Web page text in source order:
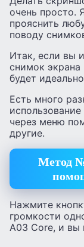
очень просто.
прояснить
поводу
Итак, если вы
снимок экрана
будет
Есть много
через меню
другие.
Метод №
Нажмите
громкости
A03 Core, и вы